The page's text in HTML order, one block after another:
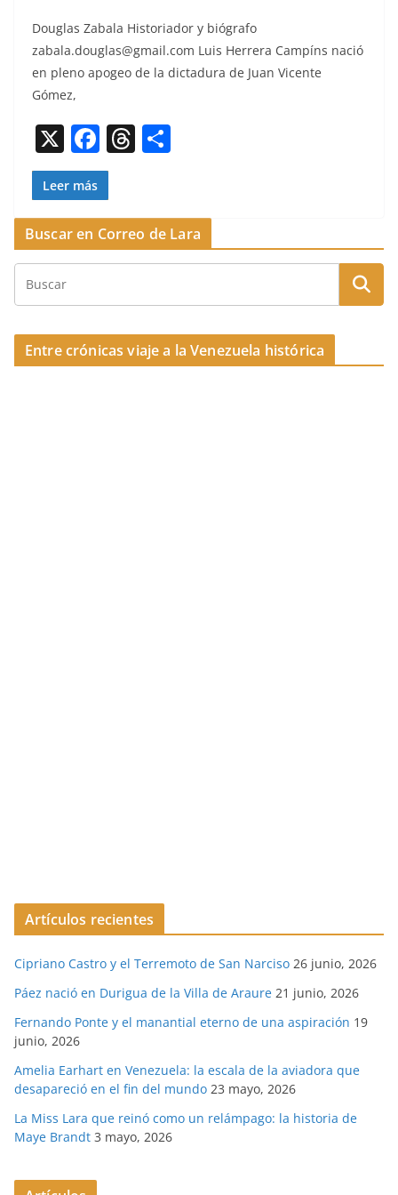
a
c
e
o
o
k
h
re
a
s
o
m
p
Dou­glas Zabala His­to­ri­ador y bió­grafo
zabala.douglas@gmail.com Luis Her­rera Cam­píns nació
en pleno apo­geo de la dic­tadu­ra de Juan Vicente
Gómez,
X F
a
c
e
b
o
k
T
a
d
p
ar
Leer más
Buscar en Correo de Lara
Entre crónicas viaje a la Venezuela histórica
Artículos recientes
Cipriano Castro y el Terremoto de San Narciso 26 junio, 2026
Páez nació en Durigua de la Villa de Araure 21 junio, 2026
Fernando Ponte y el manantial eterno de una aspiración 19
junio, 2026
Amelia Earhart en Venezuela: la escala de la aviadora que
desapareció en el fin del mundo 23 mayo, 2026
La Miss Lara que reinó como un relámpago: la historia de
Maye Brandt 3 mayo, 2026